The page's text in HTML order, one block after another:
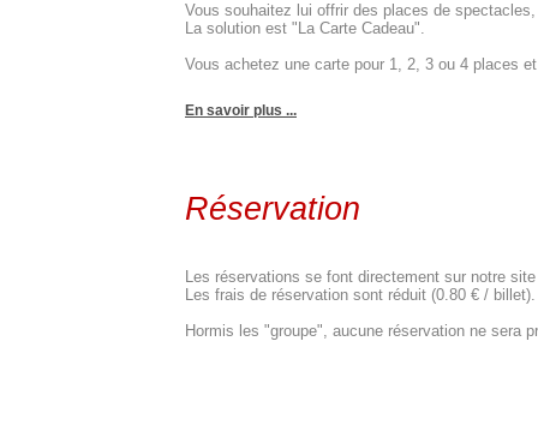
Vous souhaitez lui offrir des places de
La solution est "La Carte Cadeau".
Vous achetez une carte pour 1, 2, 3 ou 4 places
En savoir plus ...
Réservation
Les réservations se font directement sur notre
Les frais de réservation sont réduit (0.80 € / billet).
Hormis les "groupe", aucune réservation ne sera